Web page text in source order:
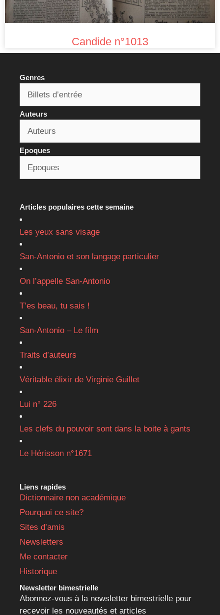
Candide n°1013
Genres
Auteurs
Epoques
Articles populaires cette semaine
Les yeux sans visage
San-Antonio et son langage particulier
On l’appelle San-Antonio
T’es beau, tu sais !
San-Antonio – Le film
Traits d’auteurs
Véritable élixir de Virginie Guillet
Lui n° 226
Les clefs du pouvoir sont dans la boite à gants
Le Hérisson n°1671
Liens rapides
Dictionnaire non académique
Pourquoi ce site?
Sites d’amis
Newsletters
Me contacter
Historique
Newsletter bimestrielle
Abonnez-vous à la newsletter bimestrielle pour
recevoir les nouveautés et articles